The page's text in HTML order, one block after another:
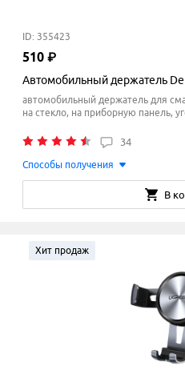
ID: 355423
510 ₽
Автомобильный держатель
автомобильный держатель для
на стекло, на приборную панель,
34
Способы получения
В
Хит продаж